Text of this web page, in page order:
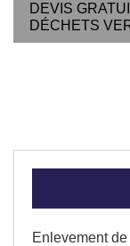
DEVIS
DÉCHETS
Enlevement